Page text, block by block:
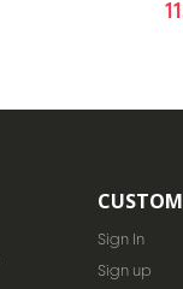
Sign In
Sign up